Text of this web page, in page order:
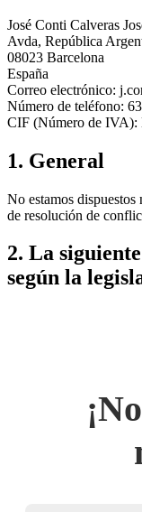
José Conti Calveras
Avda, República
08023 Barcelona
España
Correo electrónico:
Número de teléfono:
CIF (Número de IVA):
1. General
No estamos
de resolución de
2. La
según la